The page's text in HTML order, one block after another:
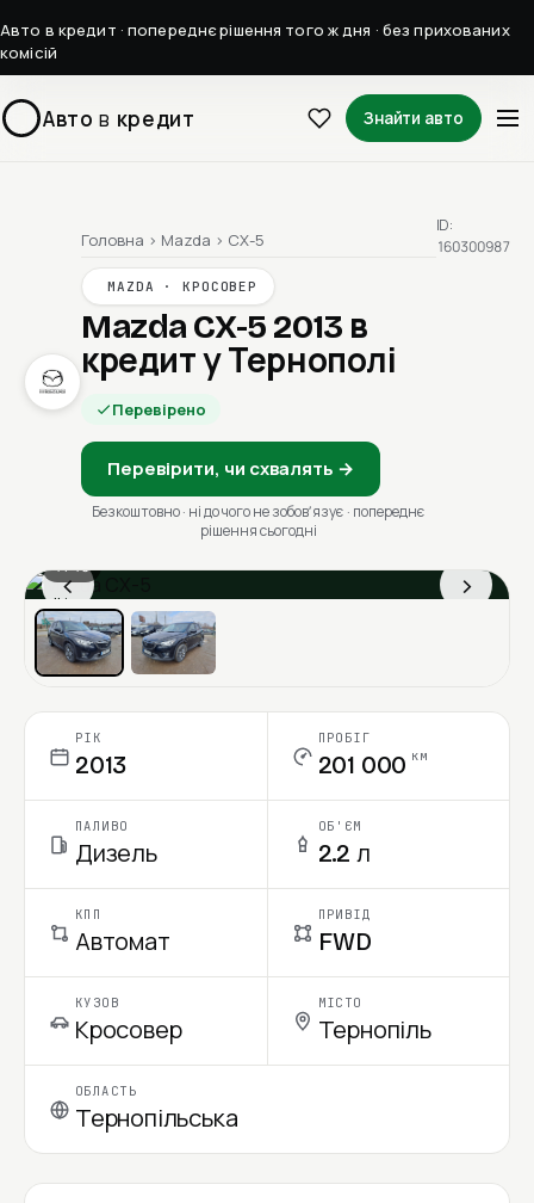
Авто в кредит · попереднє рішення того ж дня · без прихованих
комісій
Авто в кредит Знайти авто
Головна › Mazda › CX-5
MAZDA · КРОСОВЕР
Mazda CX-5 2013 в
кредит у Тернополі
Перевірено
Перевірити, чи схвалять →
Безкоштовно · ні до чого не зобовʼязує · попереднє
рішення сьогодні
ID:
160300987
‹ ›
1 / 13
Ціна в місяць
РІК
2013
ПРОБІГ
201 000 км
ПАЛИВО
Дизель
ОБ'ЄМ
2.2 л
КПП
Автомат
ПРИВІД
FWD
КУЗОВ
Кросовер
МІСТО
Тернопіль
ОБЛАСТЬ
Тернопільська